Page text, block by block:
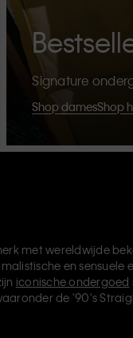
Signature
Shop damesShop
met wereldwijde
en sensuele
iconische ondergoed
de '90's
Klein Underwear,